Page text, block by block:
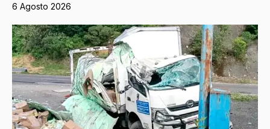
6 Agosto 2026